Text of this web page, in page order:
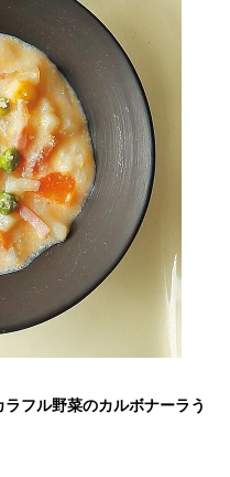
ラフル野菜のカルボナーラう